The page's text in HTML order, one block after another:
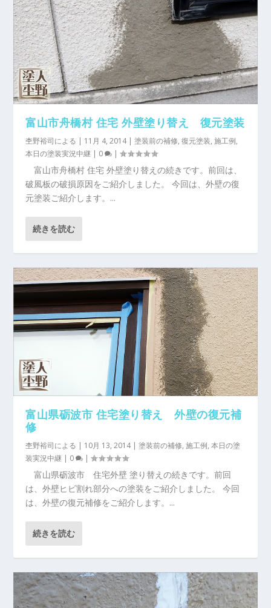
富山市舟橋村 住宅 外壁塗り替え 復元塗装
杢野裕司による | 11月 4, 2014|塗装前の補修,復元塗装,施工例,
本日の塗装実況中継 | 0 |
富山市舟橋村 住宅 外壁塗り替えの続きです。前回は、
破風板の破損原因をご紹介しました。 今回は、外壁の復
元塗装ご紹介します。...
続きを読む
富山県砺波市 住宅塗り替え 外壁の復元補
修
杢野裕司による | 10月 13, 2014|塗装前の補修,施工例,本日の塗
装実況中継 | 0 |
富山県砺波市 住宅外壁 塗り替えの続きです。前回
は、外壁ヒビ割れ部分への塗装をご紹介しました。 今回
は、外壁の復元補修をご紹介します。...
続きを読む